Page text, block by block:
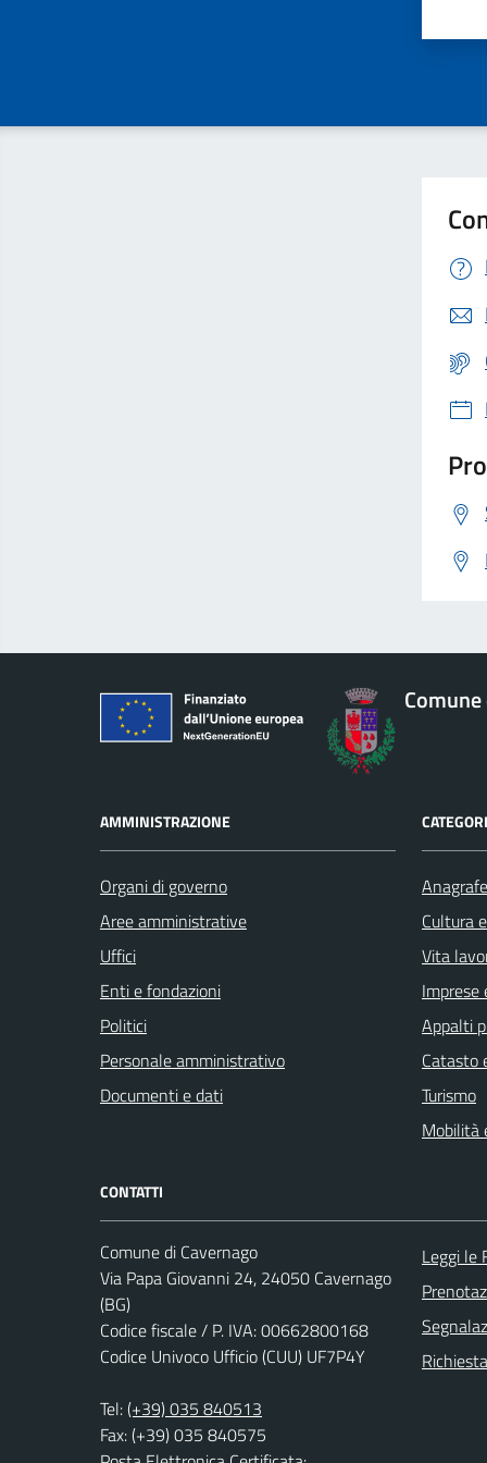
AMMINISTRAZIONE
Organi di governo
Aree amministrative
Uffici
Enti e fondazioni
Politici
Personale amministrativo
Documenti e dati
Cultura
Vita
Imprese
Appalti
Catasto
Turismo
Mobilità
CONTATTI
Comune di Cavernago
Via Papa Giovanni 24, 24050 Cavernago
(BG)
Codice fiscale / P. IVA: 00662800168
Codice Univoco Ufficio (CUU) UF7P4Y
Tel:(+39) 035 840513
Fax: (+39) 035 840575
Leggi le